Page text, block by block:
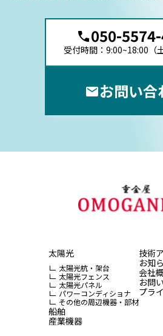
050-
受付時間：9:00~18:00（
お問い合
太陽光
太陽光杭・架台
太陽光フェンス
太陽光パネル
パワーコンディショナ
その他の周辺機器・部材
船舶
産業機器
技術
お知
会社
お問
プラ